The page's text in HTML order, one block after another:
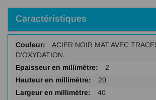
Caractéristiques
Plus
d'infos
ACIER NOIR MAT AVEC
D'OXYDATION.
2
20
40